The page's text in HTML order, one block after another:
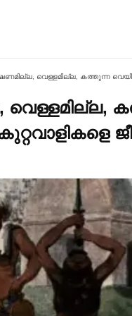
വെള്ളമില്ല,